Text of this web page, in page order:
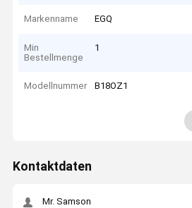
Markenname EGQ
Min
Bestellmenge
1
Modellnummer B18OZ1
Kontaktdaten
Mr. Samson